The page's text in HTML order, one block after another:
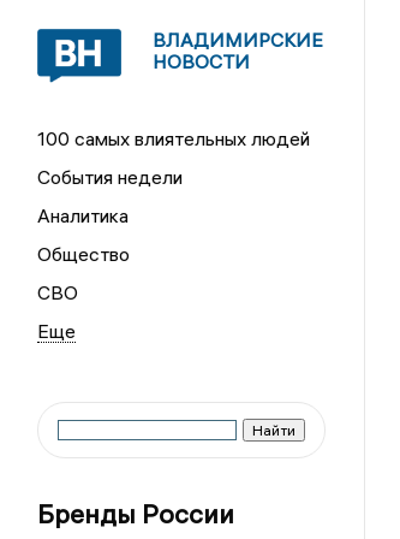
ВЛАДИМИРСКИЕ
НОВОСТИ
100 самых влиятельных людей
События недели
Аналитика
Общество
СВО
Бренды России